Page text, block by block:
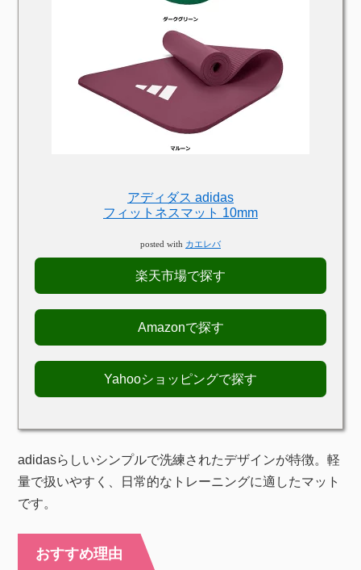
アディダス adidas
フィットネスマット 10mm
posted with カエレバ
楽天市場で探す
Amazonで探す
Yahooショッピングで探す
adidasらしいシンプルで洗練されたデザインが特徴。軽
量で扱いやすく、日常的なトレーニングに適したマット
です。
おすすめ理由